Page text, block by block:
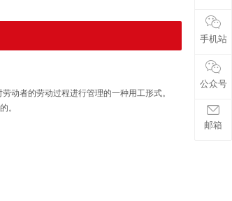
动者的劳动过程进行管理的一种用工形式。
。
手机站
公众号
邮箱